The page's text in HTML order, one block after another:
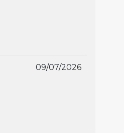
09/07/2026